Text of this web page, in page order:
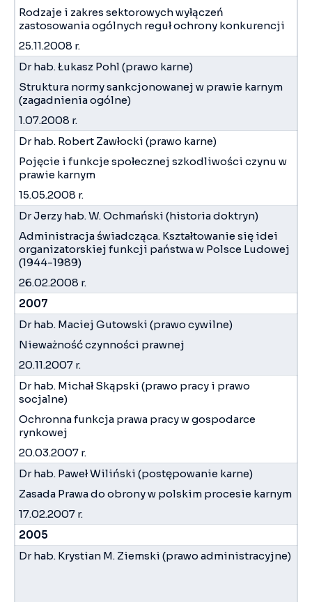
Rodzaje i zakres sektorowych wyłączeń
zastosowania ogólnych reguł ochrony konkurencji
25.11.2008 r.
Dr hab. Łukasz Pohl (prawo karne)
Struktura normy sankcjonowanej w prawie karnym
(zagadnienia ogólne)
1.07.2008 r.
Dr hab. Robert Zawłocki (prawo karne)
Pojęcie i funkcje społecznej szkodliwości czynu w
prawie karnym
15.05.2008 r.
Dr Jerzy hab. W. Ochmański (historia doktryn)
Administracja świadcząca. Kształtowanie się idei
organizatorskiej funkcji państwa w Polsce Ludowej
(1944-1989)
26.02.2008 r.
2007
Dr hab. Maciej Gutowski (prawo cywilne)
Nieważność czynności prawnej
20.11.2007 r.
Dr hab. Michał Skąpski (prawo pracy i prawo
socjalne)
Ochronna funkcja prawa pracy w gospodarce
rynkowej
20.03.2007 r.
Dr hab. Paweł Wiliński (postępowanie karne)
Zasada Prawa do obrony w polskim procesie karnym
17.02.2007 r.
2005
Dr hab. Krystian M. Ziemski (prawo administracyjne)